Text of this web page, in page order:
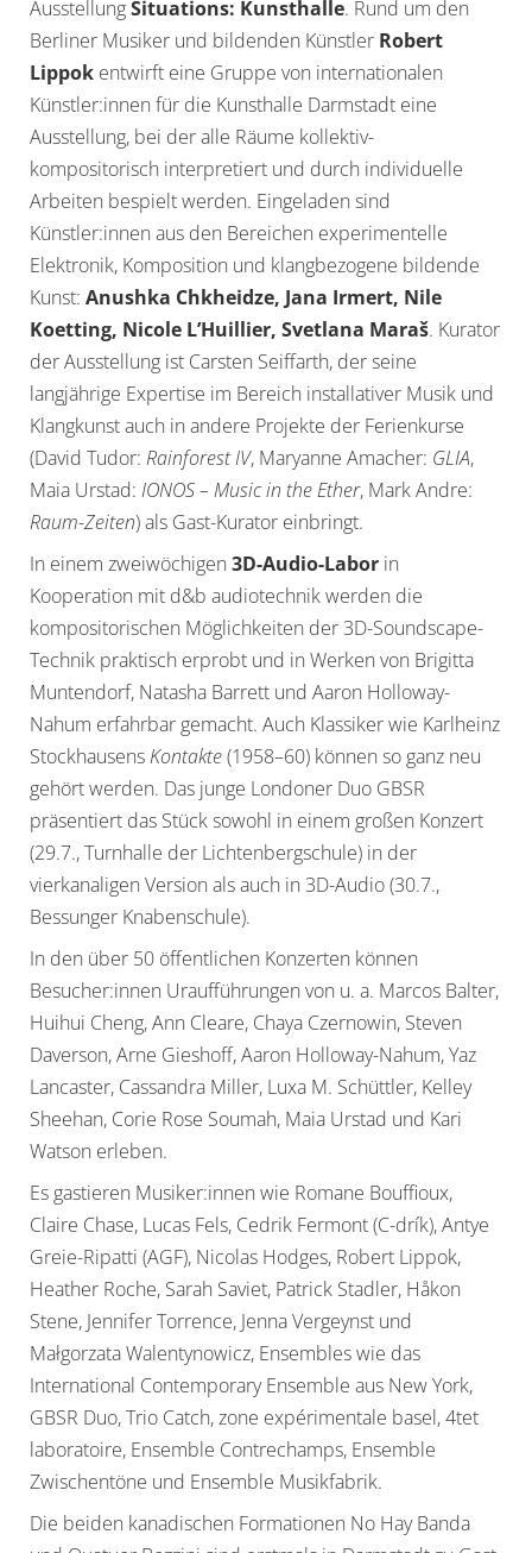
AusstellungSituations: Kunsthalle. Rund um den
Berliner Musiker und bildenden Künstler Robert
Lippok entwirft eine Gruppe von internationalen
Künstler:innen für die Kunsthalle Darmstadt eine
Ausstellung, bei der alle Räume kollektiv-
kompositorisch interpretiert und durch individuelle
Arbeiten bespielt werden. Eingeladen sind
Künstler:innen aus den Bereichen experimentelle
Elektronik, Komposition und klangbezogene bildende
Kunst: Anushka Chkheidze, Jana Irmert, Nile
Koetting, Nicole L’Huillier, Svetlana Maraš. Kurator
der Ausstellung ist Carsten Seiffarth, der seine
langjährige Expertise im Bereich installativer Musik und
Klangkunst auch in andere Projekte der Ferienkurse
(David Tudor: Rainforest IV, Maryanne Amacher: GLIA,
Maia Urstad: IONOS – Music in the Ether, Mark Andre:
Raum-Zeiten) als Gast-Kurator einbringt.
In einem zweiwöchigen 3D-Audio-Labor in
Kooperation mit d&b audiotechnik werden die
kompositorischen Möglichkeiten der 3D-Soundscape-
Technik praktisch erprobt und in Werken von Brigitta
Muntendorf, Natasha Barrett und Aaron Holloway-
Nahum erfahrbar gemacht. Auch Klassiker wie Karlheinz
StockhausensKontakte(1958–60) können so ganz neu
gehört werden. Das junge Londoner Duo GBSR
präsentiert das Stück sowohl in einem großen Konzert
(29.7., Turnhalle der Lichtenbergschule) in der
vierkanaligen Version als auch in 3D-Audio (30.7.,
Bessunger Knabenschule).
In den über 50 öffentlichen Konzerten können
Besucher:innen Uraufführungen von u. a. Marcos Balter,
Huihui Cheng, Ann Cleare, Chaya Czernowin, Steven
Daverson, Arne Gieshoff, Aaron Holloway-Nahum, Yaz
Lancaster, Cassandra Miller, Luxa M. Schüttler, Kelley
Sheehan, Corie Rose Soumah, Maia Urstad und Kari
Watson erleben.
Es gastieren Musiker:innen wie Romane Bouffioux,
Claire Chase, Lucas Fels, Cedrik Fermont (C-drík), Antye
Greie-Ripatti (AGF), Nicolas Hodges, Robert Lippok,
Heather Roche, Sarah Saviet, Patrick Stadler, Håkon
Stene, Jennifer Torrence, Jenna Vergeynst und
Małgorzata Walentynowicz, Ensembles wie das
International Contemporary Ensemble aus New York,
GBSR Duo, Trio Catch, zone expérimentale basel, 4tet
laboratoire, Ensemble Contrechamps, Ensemble
Zwischentöne und Ensemble Musikfabrik.
Die beiden kanadischen Formationen No Hay Banda